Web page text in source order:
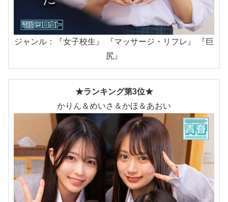
ジャンル：『女子校生』 『マッサージ・リフレ』 『巨
尻』
★ランキング第3位★
かりん＆めいさ＆かほ＆あおい